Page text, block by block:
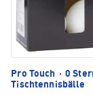
Pro Touch · 0
Tischtennisbälle